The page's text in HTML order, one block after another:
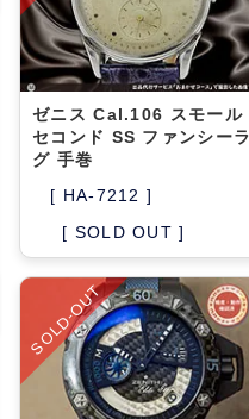
ゼニス Cal.106 スモール
セコンド SS ファンシーラ
グ 手巻
[ HA-7212 ]
[ SOLD OUT ]
SOLD-OUT